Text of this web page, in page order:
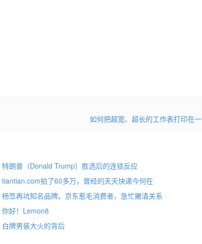
如何把超宽、超长的工作表打印在
特朗普（Donald Trump）胜选后的连锁反应
tiantian.com拍了60多万，曾经的天天快递今何在
杨笠再坑知名品牌。京东惹毛消费者，急忙撇清关系
你好！Lemon8
白牌男装大火的背后